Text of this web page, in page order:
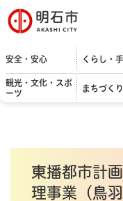
明石市
安全・安心 くらし・
観光・文化・スポ
ーツ
まちづく
東播都市計
理事業（鳥